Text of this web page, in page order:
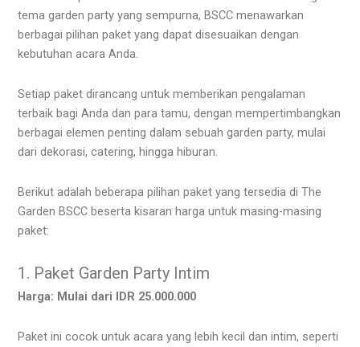
tema garden party yang sempurna, BSCC menawarkan
berbagai pilihan paket yang dapat disesuaikan dengan
kebutuhan acara Anda.
Setiap paket dirancang untuk memberikan pengalaman
terbaik bagi Anda dan para tamu, dengan mempertimbangkan
berbagai elemen penting dalam sebuah garden party, mulai
dari dekorasi, catering, hingga hiburan.
Berikut adalah beberapa pilihan paket yang tersedia di The
Garden BSCC beserta kisaran harga untuk masing-masing
paket:
1. Paket Garden Party Intim
Harga: Mulai dari IDR 25.000.000
Paket ini cocok untuk acara yang lebih kecil dan intim, seperti